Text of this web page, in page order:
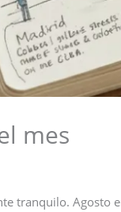
mes
tranquilo.